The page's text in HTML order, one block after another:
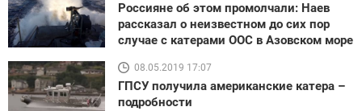
Россияне об этом промолчали: Наев
рассказал о неизвестном до сих пор
случае с катерами ООС в Азовском море
08.05.2019 17:07
ГПСУ получила американские катера –
подробности